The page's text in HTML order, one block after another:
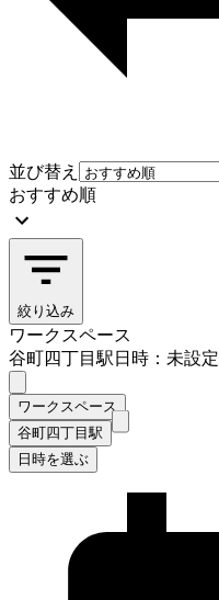
並び替え
おすすめ順
絞り込み
ワークスペース
谷町四丁目駅日時：未設定
ワークスペース
谷町四丁目駅
日時を選ぶ